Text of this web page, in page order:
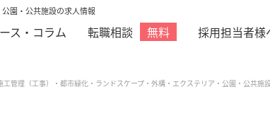
園・公共施設の求人情報
ス・コラム 転職相談 無料 採用担当者様
管理（工事）・都市緑化・ランドスケープ・外構・エクステリア・公園・公共施